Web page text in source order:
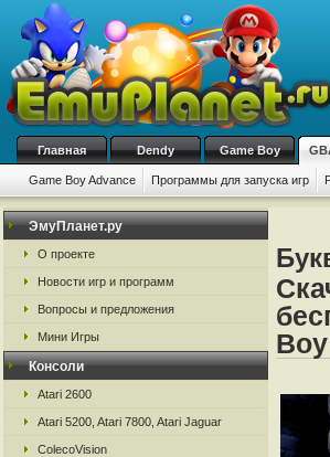
Главная Dendy Game Boy
Game Boy Advance Программы для запуска игр
ЭмуПланет.ру
О проекте
Новости игр и программ
Вопросы и предложения
Мини Игры
Консоли
Atari 2600
Atari 5200, Atari 7800, Atari Jaguar
ColecoVision